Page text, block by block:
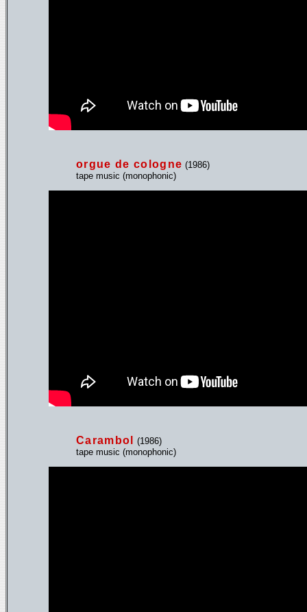
orgue de cologne (1986)
tape music (monophonic)
Carambol
(1986)
tape music (monophonic)